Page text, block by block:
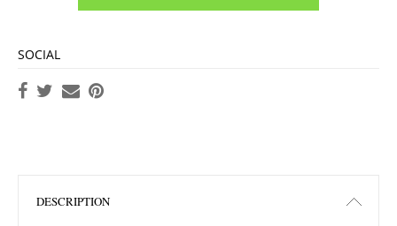
SOCIAL
DESCRIPTION